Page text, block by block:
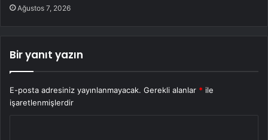
Ağustos 7, 2026
Bir yanıt yazın
E-posta adresiniz yayınlanmayacak. Gerekli alanlar * ile
işaretlenmişlerdir